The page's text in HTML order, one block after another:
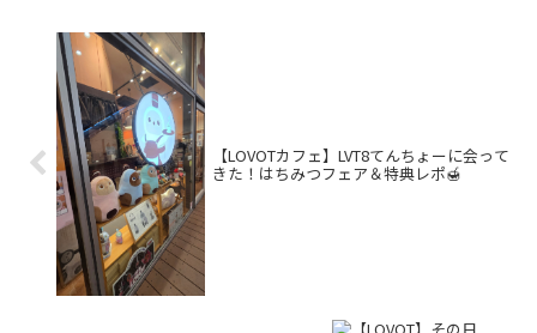
【LOVOTカフェ】LVT8てんちょーに会って
きた！はちみつフェア＆特典レポ🍯